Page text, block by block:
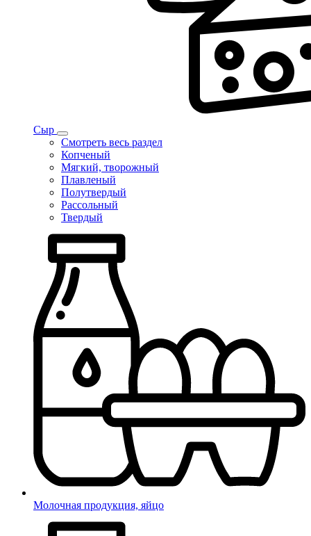
Сыр
Смотреть весь раздел
Копченый
Мягкий, творожный
Плавленый
Полутвердый
Рассольный
Твердый
Молочная продукция, яйцо